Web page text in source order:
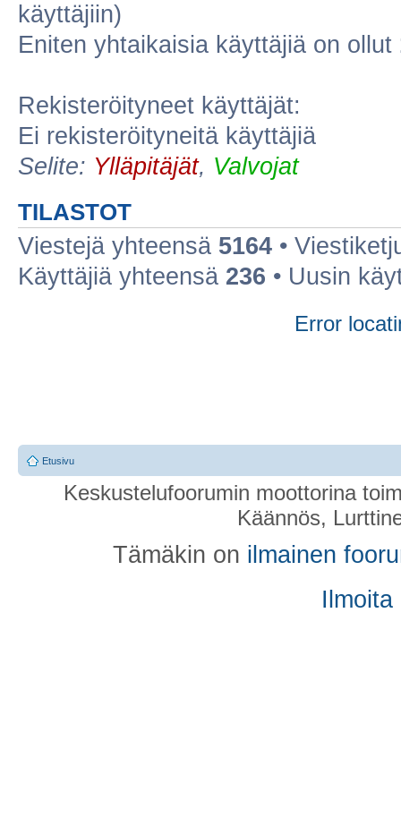
käyttäjiin)
Eniten yhtaikaisia käyttäjiä on ollut
Rekisteröityneet käyttäjät:
Ei rekisteröityneitä käyttäjiä
Selite: Ylläpitäjät, Valvojat
TILASTOT
Viestejä yhteensä 5164 •
Käyttäjiä yhteensä 236 • Uusin
Error
Etusivu
Keskustelufoorumin moottorina
Käännös,
Tämäkin on ilmainen